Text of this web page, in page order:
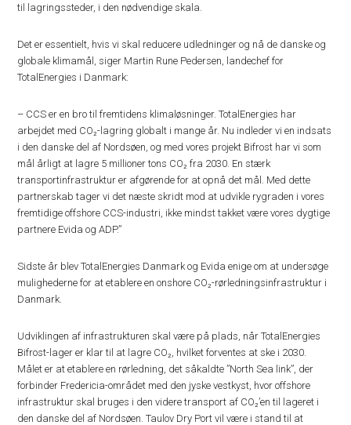
til lagringssteder, i den nødvendige skala.
Det er essentielt, hvis vi skal reducere udledninger og nå de danske og
globale klimamål, siger Martin Rune Pedersen, landechef for
TotalEnergies i Danmark:
– CCS er en bro til fremtidens klimaløsninger. TotalEnergies har
arbejdet med CO₂-lagring globalt i mange år. Nu indleder vi en indsats
i den danske del af Nordsøen, og med vores projekt Bifrost har vi som
mål årligt at lagre 5 millioner tons CO₂ fra 2030. En stærk
transportinfrastruktur er afgørende for at opnå det mål. Med dette
partnerskab tager vi det næste skridt mod at udvikle rygraden i vores
fremtidige offshore CCS-industri, ikke mindst takket være vores dygtige
partnere Evida og ADP.”
Sidste år blev TotalEnergies Danmark og Evida enige om at undersøge
mulighederne for at etablere en onshore CO₂-rørledningsinfrastruktur i
Danmark.
Udviklingen af infrastrukturen skal være på plads, når TotalEnergies
Bifrost-lager er klar til at lagre CO₂, hvilket forventes at ske i 2030.
Målet er at etablere en rørledning, det såkaldte ”North Sea link”, der
forbinder Fredericia-området med den jyske vestkyst, hvor offshore
infrastruktur skal bruges i den videre transport af CO₂’en til lageret i
den danske del af Nordsøen. Taulov Dry Port vil være i stand til at